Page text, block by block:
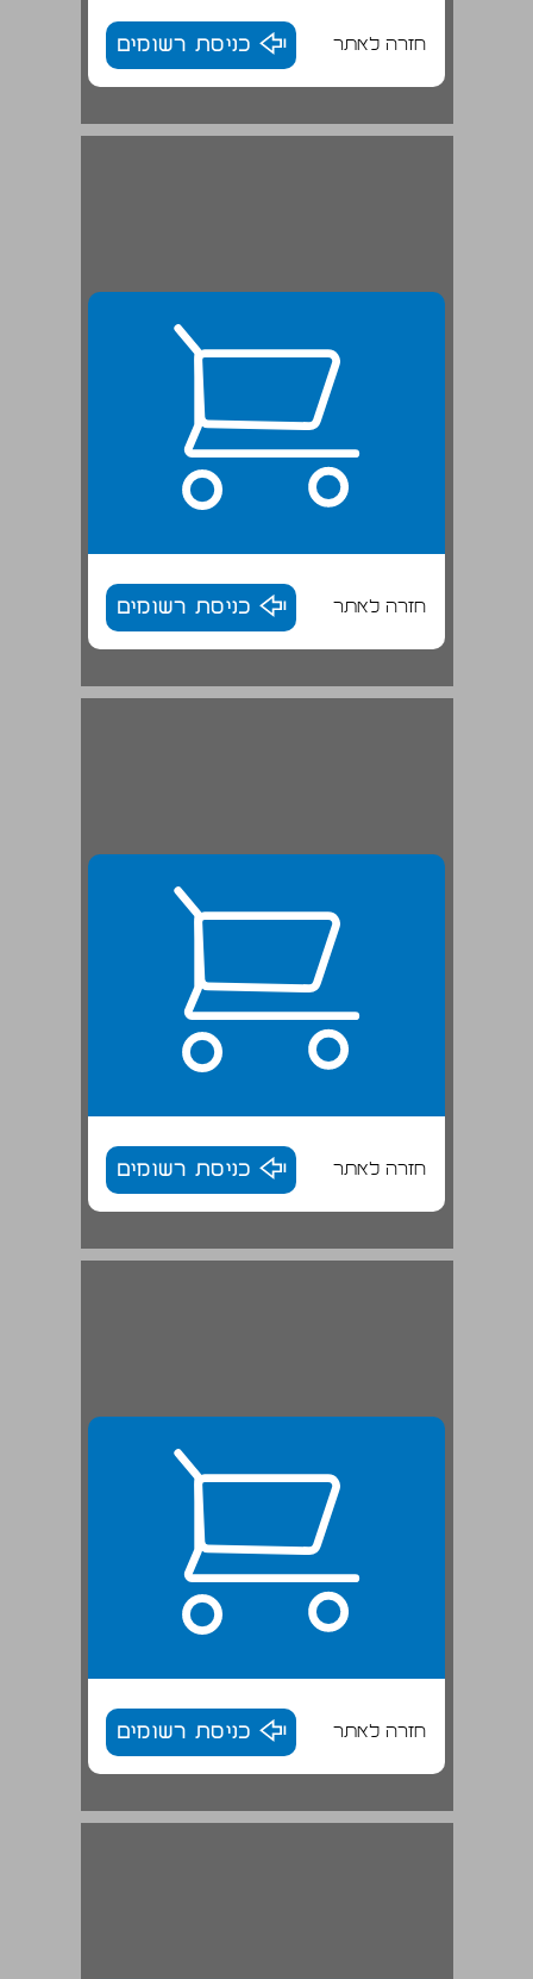
חזרה לאתר כניסת רשומים
חזרה לאתר כניסת רשומים
חזרה לאתר כניסת רשומים
פרק 1 איך להרוס מוטיבציה או: העבודה כבית כלא ... 25
חזרה לאתר כניסת רשומים